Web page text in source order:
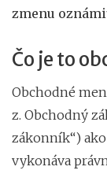
zmenu
Čo je to
Obchodné
z. Obchodný
zákonník“)
vykonáva